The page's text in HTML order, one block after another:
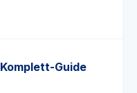
Guide